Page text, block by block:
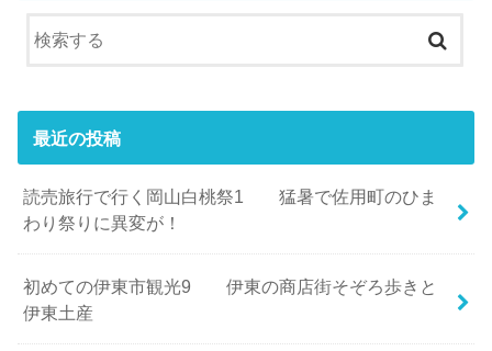
最近の投稿
読売旅行で行く岡山白桃祭1 猛暑で佐用町のひま
わり祭りに異変が！
初めての伊東市観光9 伊東の商店街そぞろ歩きと
伊東土産